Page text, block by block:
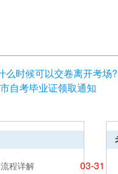
么时候可以交卷离开考场?
自考毕业证领取通知
程详解 03-31